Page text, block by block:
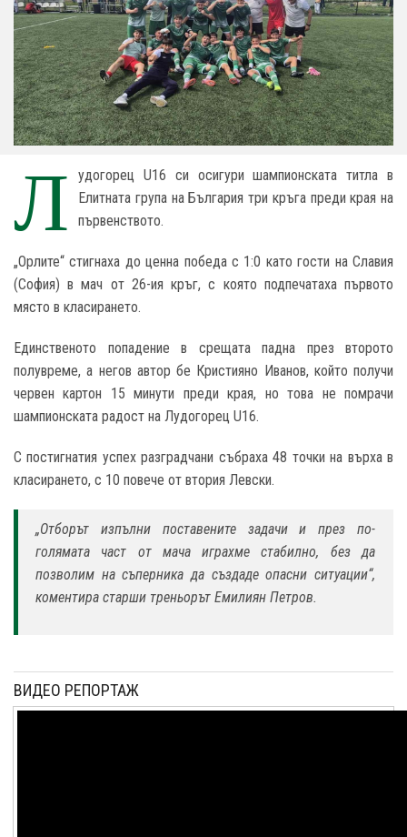
Л
удогорец U16 си осигури шампионската титла в
Елитната група на България три кръга преди края на
първенството.
„Орлите“ стигнаха до ценна победа с 1:0 като гости на Славия
(София) в мач от 26-ия кръг, с която подпечатаха първото
място в класирането.
Единственото попадение в срещата падна през второто
полувреме, а негов автор бе Кристияно Иванов, който получи
червен картон 15 минути преди края, но това не помрачи
шампионската радост на Лудогорец U16.
С постигнатия успех разградчани събраха 48 точки на върха в
класирането, с 10 повече от втория Левски.
„Отборът изпълни поставените задачи и през по-
голямата част от мача играхме стабилно, без да
позволим на съперника да създаде опасни ситуации“,
коментира старши треньорът Емилиян Петров.
ВИДЕО РЕПОРТАЖ